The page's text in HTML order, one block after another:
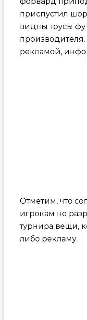
приспустил
видны трусы
производителя.
рекламой,
Отметим, что
игрокам не
турнира вещи,
либо рекламу.